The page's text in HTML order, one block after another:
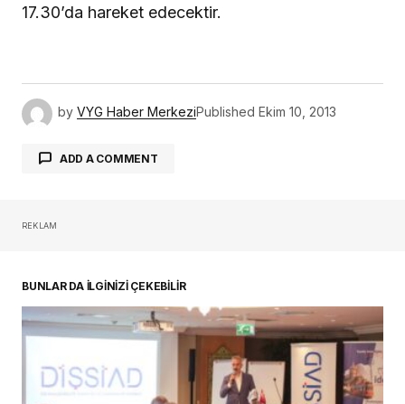
17.30’da hareket edecektir.
by VYG Haber MerkeziPublished Ekim 10, 2013
ADD A COMMENT
REKLAM
BUNLAR DA İLGİNİZİ ÇEKEBİLİR